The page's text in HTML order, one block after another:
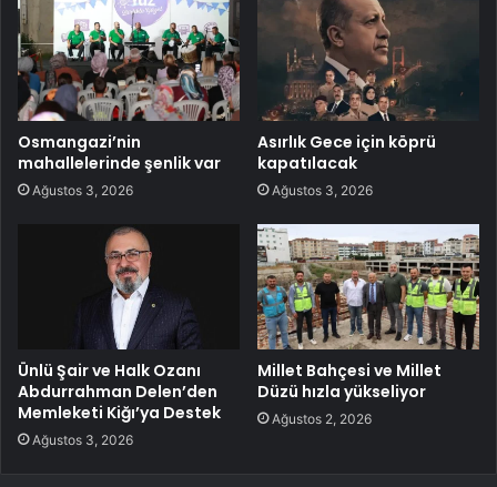
Osmangazi’nin
mahallelerinde şenlik var
Ağustos 3, 2026
Asırlık Gece için köprü
kapatılacak
Ağustos 3, 2026
Ünlü Şair ve Halk Ozanı
Abdurrahman Delen’den
Memleketi Kiğı’ya Destek
Ağustos 3, 2026
Millet Bahçesi ve Millet
Düzü hızla yükseliyor
Ağustos 2, 2026